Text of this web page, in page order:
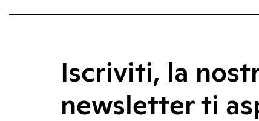
Iscriviti, la
newsletter ti